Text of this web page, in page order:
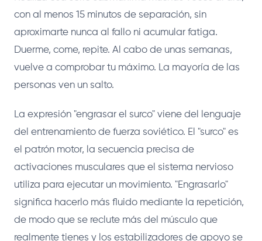
con al menos 15 minutos de separación, sin
aproximarte nunca al fallo ni acumular fatiga.
Duerme, come, repite. Al cabo de unas semanas,
vuelve a comprobar tu máximo. La mayoría de las
personas ven un salto.
La expresión "engrasar el surco" viene del lenguaje
del entrenamiento de fuerza soviético. El "surco" es
el patrón motor, la secuencia precisa de
activaciones musculares que el sistema nervioso
utiliza para ejecutar un movimiento. "Engrasarlo"
significa hacerlo más fluido mediante la repetición,
de modo que se reclute más del músculo que
realmente tienes y los estabilizadores de apoyo se